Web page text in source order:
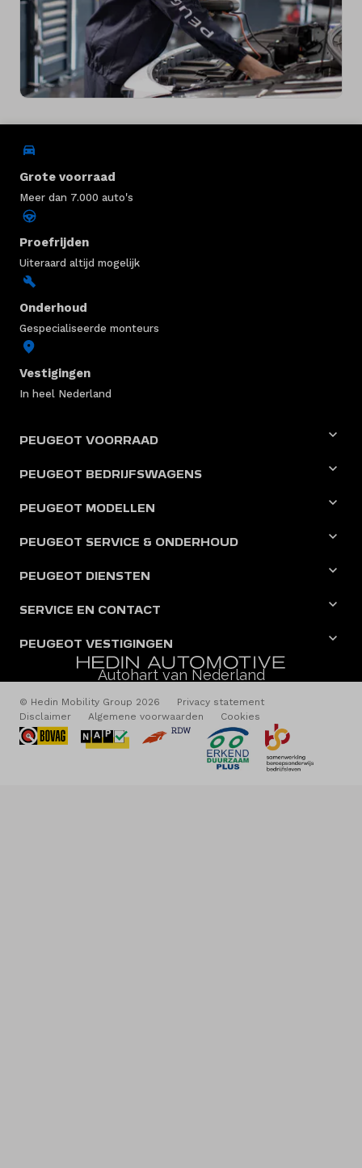
Grote voorraad
Meer dan 7.000 auto's
Proefrijden
Uiteraard altijd mogelijk
Onderhoud
Gespecialiseerde monteurs
Vestigingen
In heel Nederland
PEUGEOT VOORRAAD
PEUGEOT BEDRIJFSWAGENS
PEUGEOT MODELLEN
PEUGEOT SERVICE & ONDERHOUD
PEUGEOT DIENSTEN
SERVICE EN CONTACT
PEUGEOT VESTIGINGEN
Autohart van Nederland
© Hedin Mobility Group 2026
Privacy statement
Disclaimer
Algemene voorwaarden Cookies